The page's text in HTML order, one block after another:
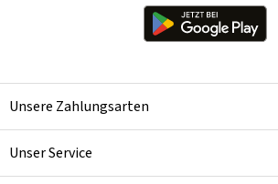
Unsere Zahlungsarten
Unser Service